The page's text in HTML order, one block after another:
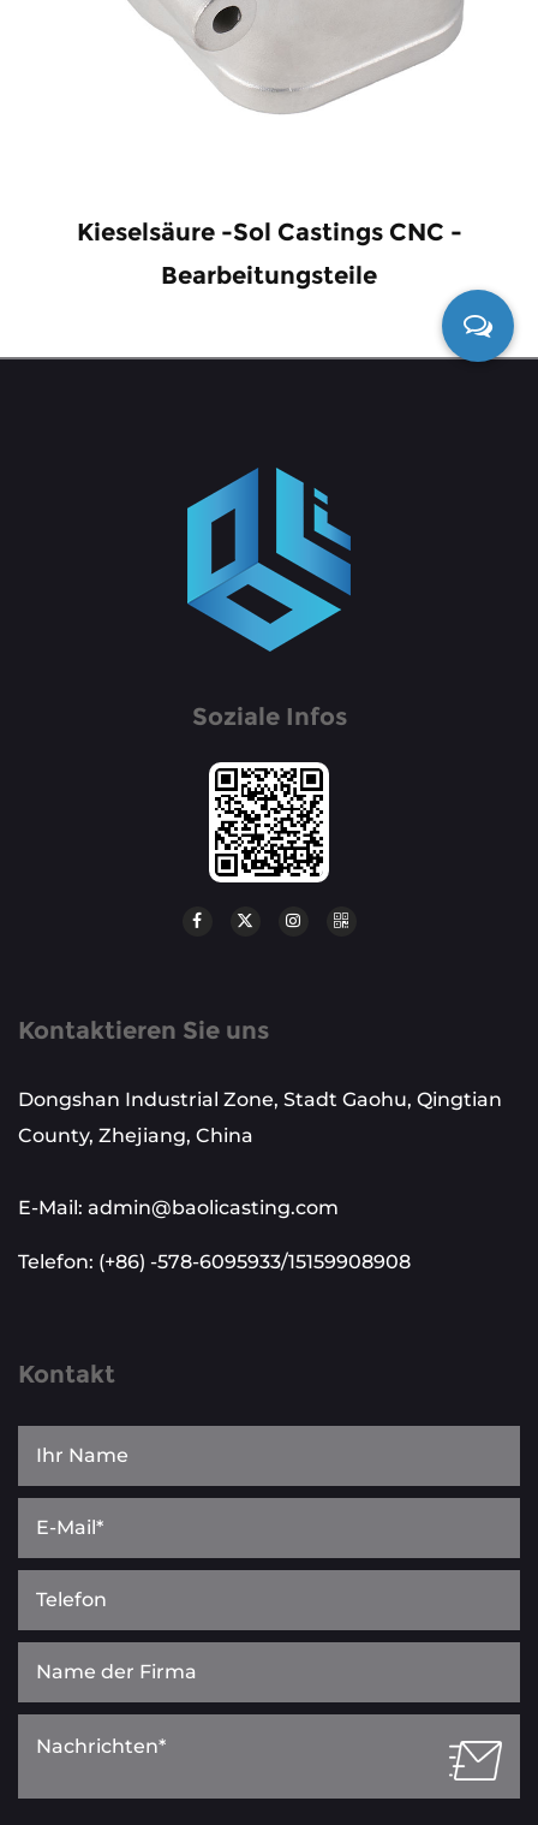
Kieselsäure -Sol Castings CNC -
Bearbeitungsteile
Soziale Infos
Kontaktieren Sie uns
Dongshan Industrial Zone, Stadt Gaohu, Qingtian
County, Zhejiang, China
E-Mail: admin@baolicasting.com
Telefon: (+86) -578-6095933/15159908908
Kontakt